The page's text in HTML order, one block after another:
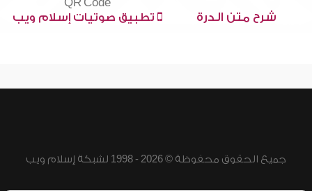
شرح متن الدرة تطبيق صوتيات إسلام ويب
جميع الحقوق محفوظة © 2026 - 1998 لشبكة إسلام ويب